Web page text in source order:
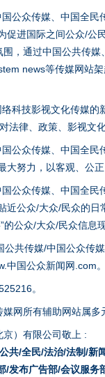
公众传媒、中国全
促进国际之间公众/公
，通过中国公共传
news等传媒网站
科技影视文化传媒的
法律、政策、影视文
公众传媒、中国全
大努力，以客观、公
公众传媒、中国全
近公众/大众/民众的
的公众/大众/民众信息现
共传媒/中国公众传
中国公众新闻网.com。
。
网所有辅助网站属
）有限公司敬上 :
共/全民/法治/法制/新
/发布广告部/会议服务
钟！
全局